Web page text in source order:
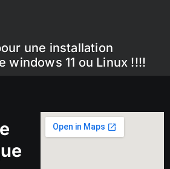
une installation
windows 11 ou Linux !!!!